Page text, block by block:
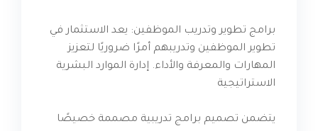
برامج تطوير وتدريب الموظفين: يعد الاستثمار في
تطوير الموظفين وتدريبهم أمرًا ضروريًا لتعزيز
المهارات والمعرفة والأداء. إدارة الموارد البشرية
الاستراتيجية
يتضمن تصميم برامج تدريبية مصممة خصيصًا